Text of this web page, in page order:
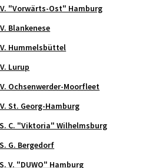
V. "Vorwärts-Ost" Hamburg
Blankenese
V. Hummelsbüttel
Lurup
V. Ochsenwerder-Moorfleet
V. St. Georg-Hamburg
S. C. "Viktoria" Wilhelmsburg
G. Bergedorf
V. "DUWO" Hamburg